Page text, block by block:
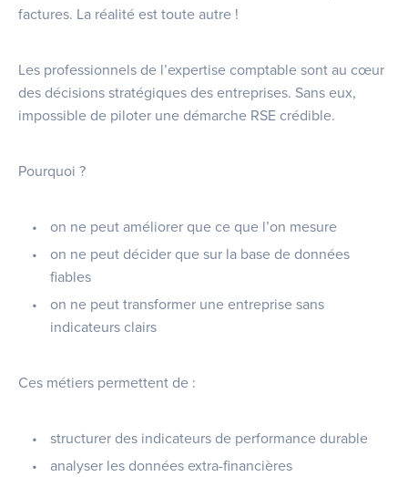
factures. La réalité est toute autre !
Les professionnels de l’expertise comptable sont au cœur
des décisions stratégiques des entreprises. Sans eux,
impossible de piloter une démarche RSE crédible.
Pourquoi ?
on ne peut améliorer que ce que l’on mesure
on ne peut décider que sur la base de données
fiables
on ne peut transformer une entreprise sans
indicateurs clairs
Ces métiers permettent de :
structurer des indicateurs de performance durable
analyser les données extra-financières